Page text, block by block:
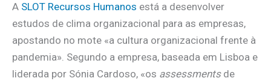
A SLOT Recursos Humanos está a desenvolver
estudos de clima organizacional para as empresas,
apostando no mote «a cultura organizacional frente à
pandemia». Segundo a empresa, baseada em Lisboa e
liderada por Sónia Cardoso, «os assessmentsde